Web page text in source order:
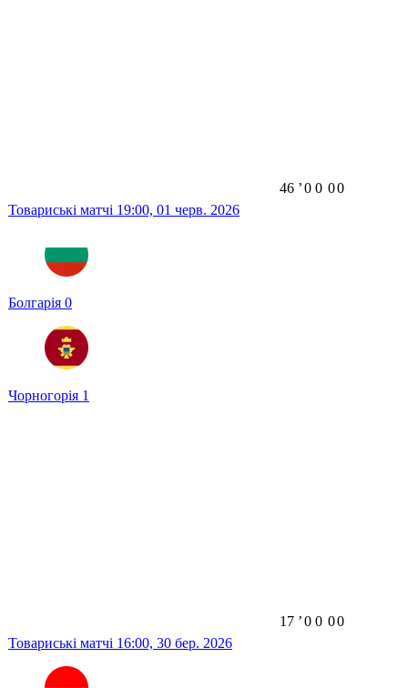
Товариські матчі 19:00, 01 черв. 2026
Болгарія 0
Чорногорія 1
46 ʼ0 0 00
Товариські матчі 16:00, 30 бер. 2026
17 ʼ0 0 00